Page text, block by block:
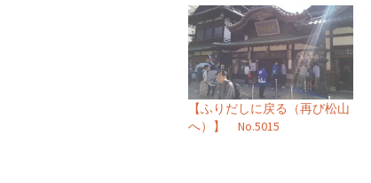
【ふりだしに戻る（再び松山
へ）】 No.5015